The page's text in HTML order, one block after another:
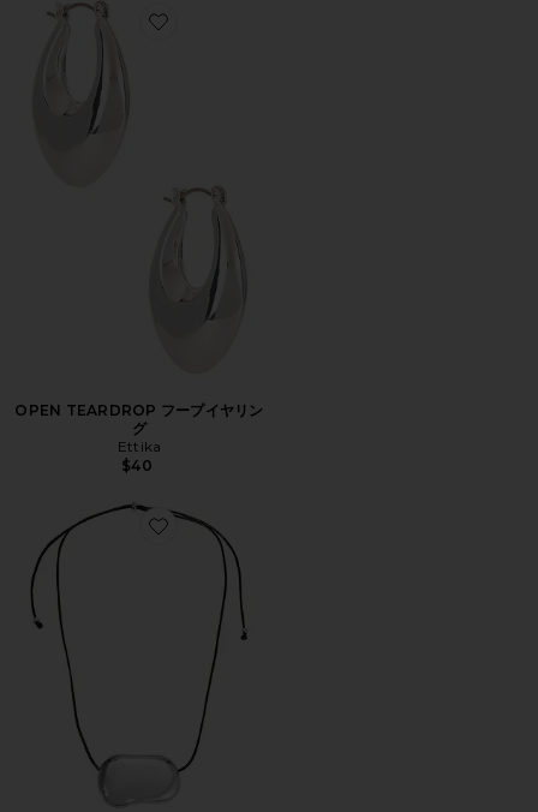
Favorite OPEN TEARDROP フープイヤリング
OPEN TEARDROP フープイヤリン
グ
Ettika
$40
Favorite JULIA ネックレス